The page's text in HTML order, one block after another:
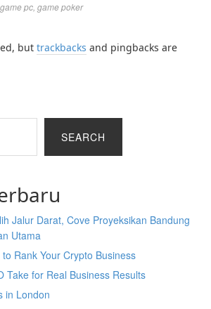
game pc game poker
but trackbacks and pingbacks are
SEARCH
Jalur Darat, Cove Proyeksikan Bandung
Utama
Rank Your Crypto Business
Take for Real Business Results
in London